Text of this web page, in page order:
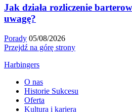
Jak działa rozliczenie
uwagę?
Porady 05/08/2026
Przejdź na górę strony
Harbingers
O nas
Historie Sukcesu
Oferta
Kultura i kariera